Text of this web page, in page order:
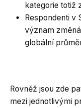
kategorie totiž
Respondenti v
význam
globální
Rovněž jsou zde
mezi jednotlivými